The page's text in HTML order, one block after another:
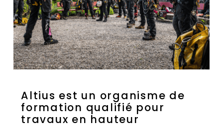
Altius est un organisme de
formation qualifié pour
travaux en hauteur